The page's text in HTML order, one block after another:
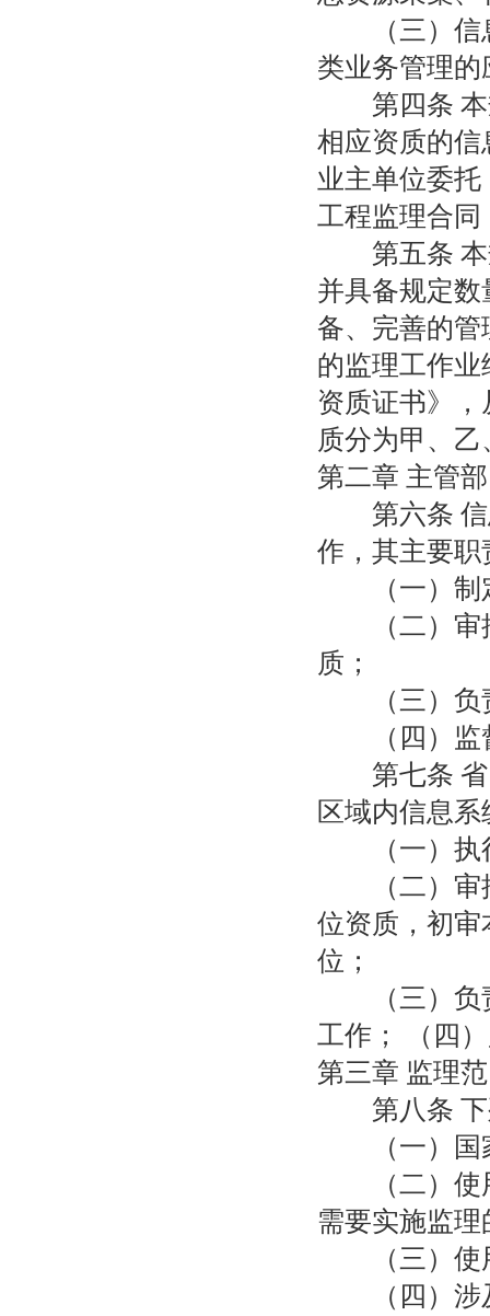
（三）信息
类业务管理
第四条 本
相应资质的
业主单位委
工程监理合
第五条 本
并具备规定
备、完善的
的监理工作
资质证书》
质分为甲、
第二章 主管
第六条 信
作，其主要职
（一）制定
（二）审批
质；
（三）负
（四）监督
第七条 省
区域内信息
（一）执行
（二）审批
位资质，初
位；
（三）负责
工作； （四
第三章 监理
第八条 下
（一）国家
（二）使用
需要实施监
（三）使
（四）涉及